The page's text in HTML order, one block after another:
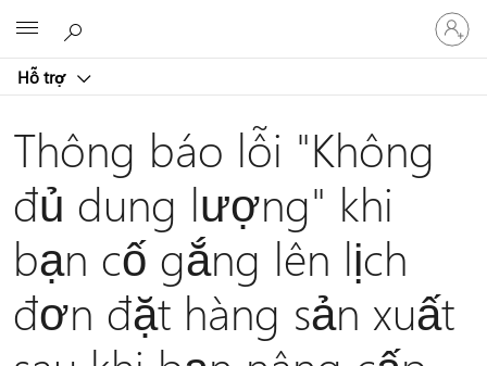
Hỗ trợ
Đăng
nhập
tài
Thông báo lỗi "Không
đủ dung lượng" khi
bạn cố gắng lên lịch
đơn đặt hàng sản xuất